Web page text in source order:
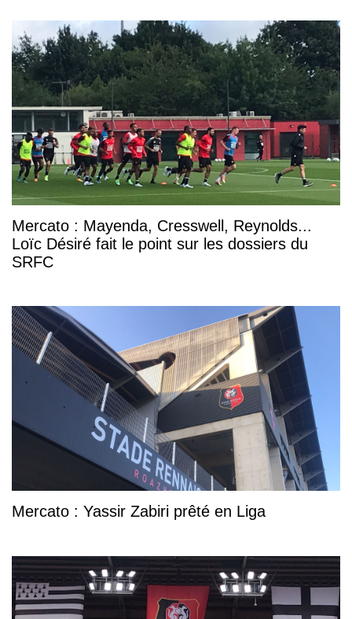
Mercato : Mayenda, Cresswell, Reynolds...
Loïc Désiré fait le point sur les dossiers du
SRFC
Mercato : Yassir Zabiri prêté en Liga